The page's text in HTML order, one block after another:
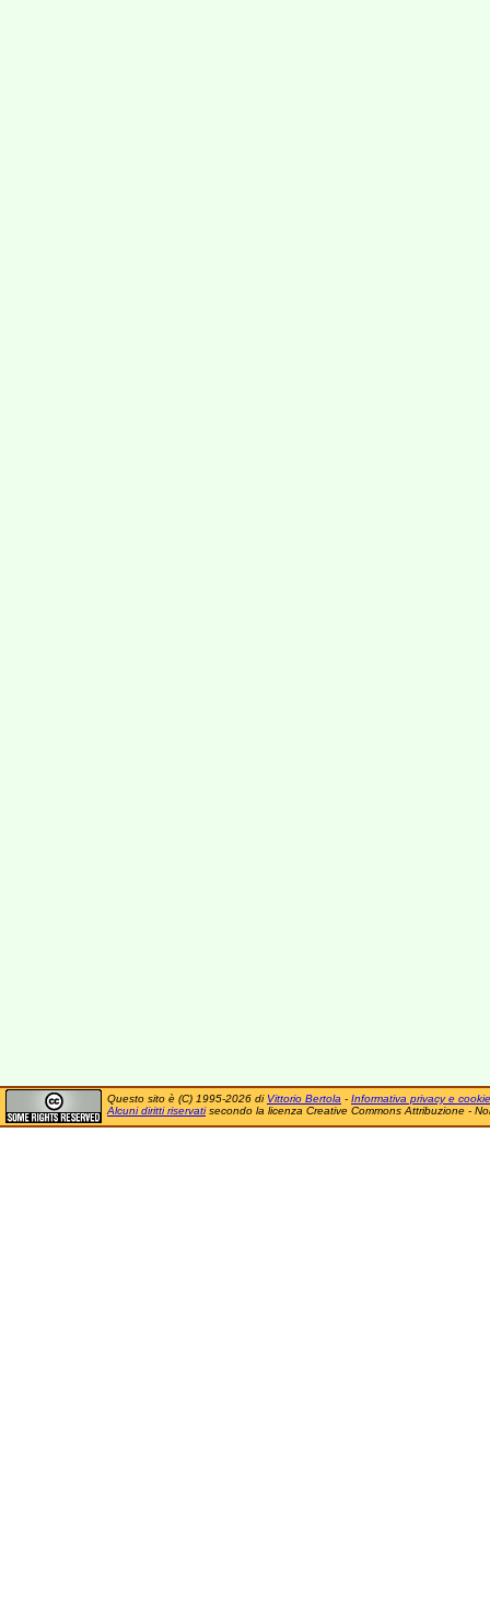
Questo sito è (C) 1995-2026 di Vittorio Bertola - Informativa privacy e cookie
Alcuni diritti riservatisecondo la licenza Creative Commons Attribuzione -